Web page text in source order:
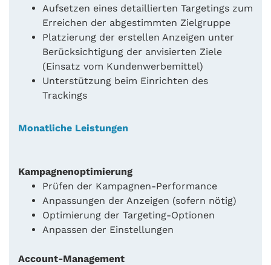
Aufsetzen eines detaillierten Targetings zum
Erreichen der abgestimmten Zielgruppe
Platzierung der erstellen Anzeigen unter
Berücksichtigung der anvisierten Ziele
(Einsatz vom Kundenwerbemittel)
Unterstützung beim Einrichten des
Trackings
Monatliche Leistungen
Kampagnenoptimierung
Prüfen der Kampagnen-Performance
Anpassungen der Anzeigen (sofern nötig)
Optimierung der Targeting-Optionen
Anpassen der Einstellungen
Account-Management